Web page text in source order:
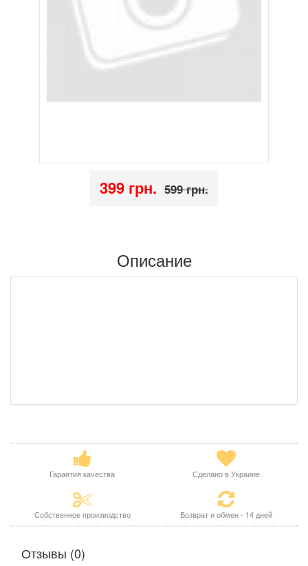
399 грн. 599 грн.
Описание
Гарантия качества Сделано в Украине
Собственное производство Возврат и обмен - 14 дней
Отзывы (0)